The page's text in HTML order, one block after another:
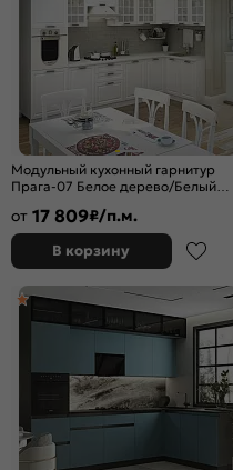
Модульный кухонный гарнитур
Прага-07 Белое дерево/Белый
от 17 809₽/п.м.
В корзину